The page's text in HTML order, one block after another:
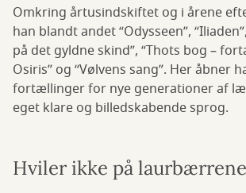
Omkring årtusindskiftet og i årene
han blandt andet “Odysseen”,
på det gyldne skind”, “Thots bog –
Osiris” og “Vølvens sang”. Her åbner
fortællinger for nye generationer af
eget klare og billedskabende sprog.
Hviler ikke på laurbærrene